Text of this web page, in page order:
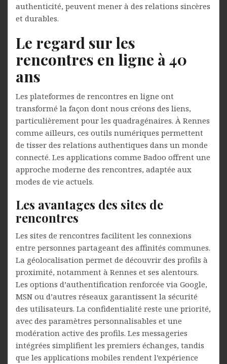
authenticité, peuvent mener à des relations sincères
et durables.
Le regard sur les
rencontres en ligne à 40
ans
Les plateformes de rencontres en ligne ont
transformé la façon dont nous créons des liens,
particulièrement pour les quadragénaires. À Rennes
comme ailleurs, ces outils numériques permettent
de tisser des relations authentiques dans un monde
connecté. Les applications comme Badoo offrent une
approche moderne des rencontres, adaptée aux
modes de vie actuels.
Les avantages des sites de
rencontres
Les sites de rencontres facilitent les connexions
entre personnes partageant des affinités communes.
La géolocalisation permet de découvrir des profils à
proximité, notamment à Rennes et ses alentours.
Les options d’authentification renforcée via Google,
MSN ou d’autres réseaux garantissent la sécurité
des utilisateurs. La confidentialité reste une priorité,
avec des paramètres personnalisables et une
modération active des profils. Les messageries
intégrées simplifient les premiers échanges, tandis
que les applications mobiles rendent l’expérience